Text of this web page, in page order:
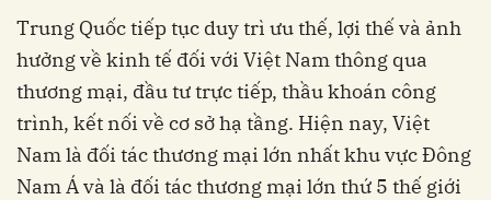
Trung Quốc tiếp tục duy trì ưu thế, lợi thế và ảnh
hưởng về kinh tế đối với Việt Nam thông qua
thương mại, đầu tư trực tiếp, thầu khoán công
trình, kết nối về cơ sở hạ tầng. Hiện nay, Việt
Nam là đối tác thương mại lớn nhất khu vực Đông
Nam Á và là đối tác thương mại lớn thứ 5 thế giới